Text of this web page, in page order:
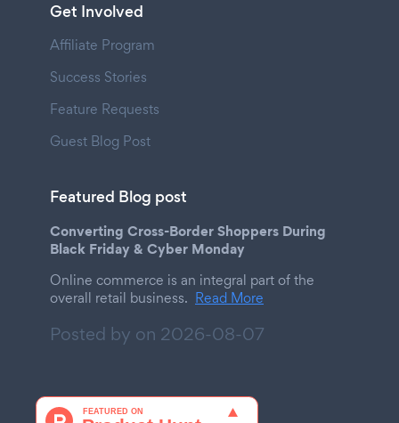
Get Involved
Affiliate Program
Success Stories
Feature Requests
Guest Blog Post
Featured Blog post
Converting Cross-Border Shoppers During
Black Friday & Cyber Monday
Online commerce is an integral part of the
overall retail business. Read More
Posted by on 2026-08-07